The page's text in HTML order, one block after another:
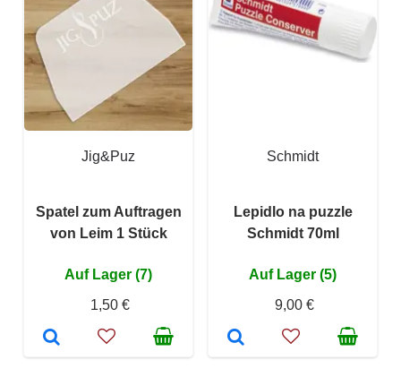
Jig&Puz
Spatel zum Auftragen
von Leim 1 Stück
Auf Lager (7)
1,50 €
Schmidt
Lepidlo na puzzle
Schmidt 70ml
Auf Lager (5)
9,00 €